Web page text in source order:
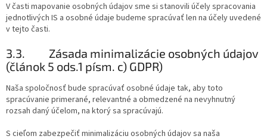
V časti mapovanie osobných údajov sme si stanovili účely spracovania
jednotlivých IS a osobné údaje budeme spracúvať len na účely uvedené
v tejto časti.
3.3. Zásada minimalizácie osobných údajov
(článok 5 ods.1 písm. c) GDPR)
Naša spoločnosť bude spracúvať osobné údaje tak, aby toto
spracúvanie primerané, relevantné a obmedzené na nevyhnutný
rozsah daný účelom, na ktorý sa spracúvajú.
S cieľom zabezpečiť minimalizáciu osobných údajov sa naša